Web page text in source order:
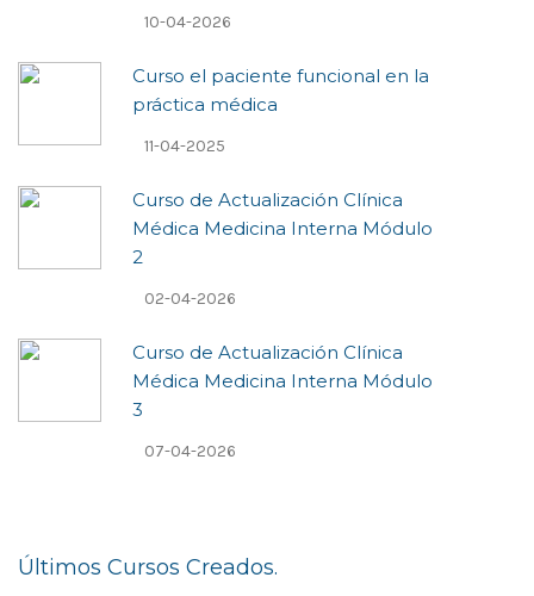
10-04-2026
Curso el paciente funcional en la
práctica médica
11-04-2025
Curso de Actualización Clí­nica
Médica Medicina Interna Módulo
2
02-04-2026
Curso de Actualización Clí­nica
Médica Medicina Interna Módulo
3
07-04-2026
Últimos Cursos Creados.